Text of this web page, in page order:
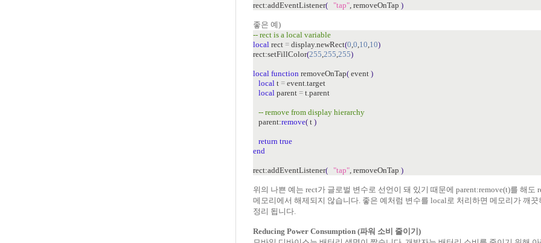
rect:addEventListener( "tap", removeOnTap )
좋은 예)
-- rect is a local variable
local rect = display.newRect(0,0,10,10)
rect:setFillColor(255,255,255)
local function removeOnTap( event )
local t = event.target
local parent = t.parent
-- remove from display hierarchy
parent:remove( t )
return true
end
rect:addEventListener( "tap", removeOnTap )
위의 나쁜 예는 rect가 글로벌 변수로 선언이 돼 있기 때문에 parent:remove(t)를 해도
메모리에서 해제되지 않습니다. 좋은 예처럼 변수를 local로 처리하면 메모리가 깨끗
정리 됩니다.
Reducing Power Consumption (파워 소비 줄이기)